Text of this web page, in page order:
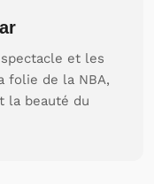
et les
folie de la NBA,
la beauté du